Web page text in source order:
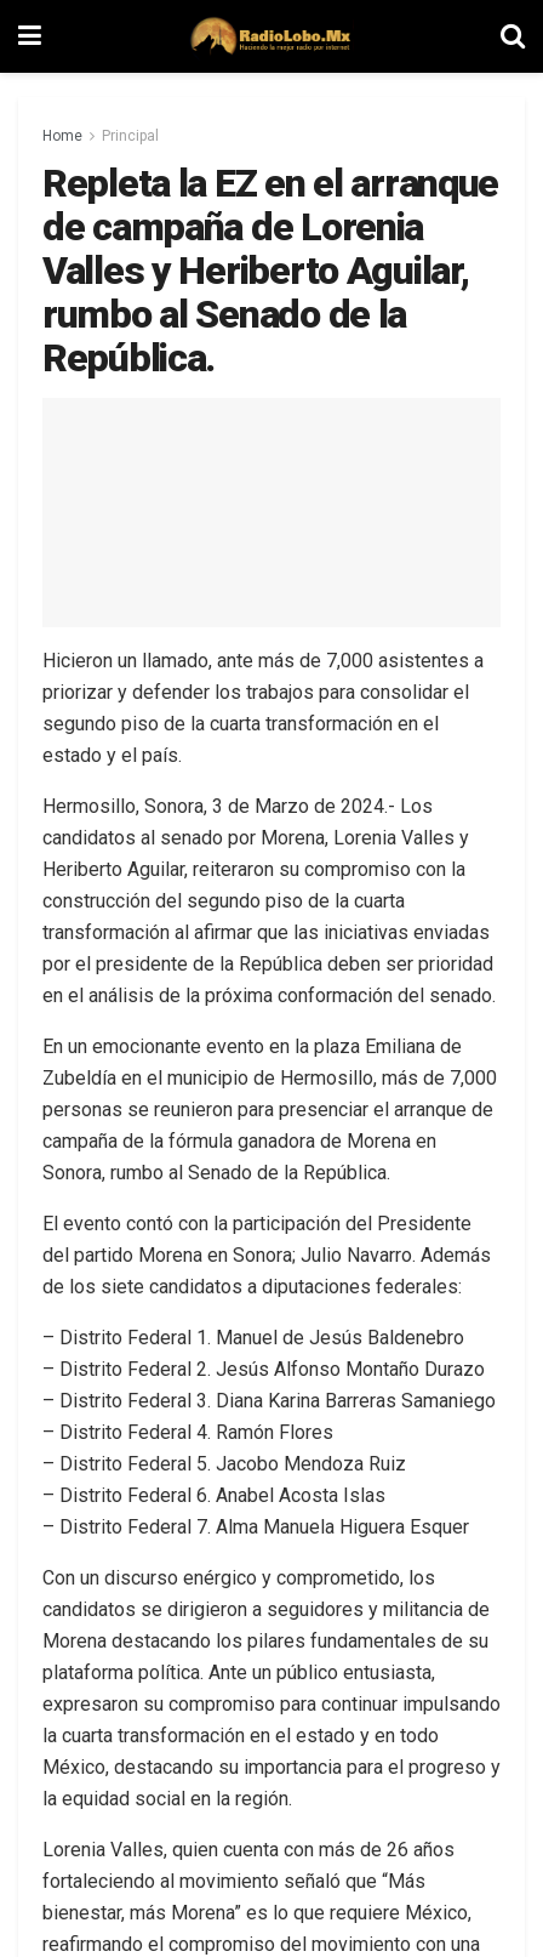
Home Principal
Repleta la EZ en el arranque
de campaña de Lorenia
Valles y Heriberto Aguilar,
rumbo al Senado de la
República.
Hicieron un llamado, ante más de 7,000 asistentes a
priorizar y defender los trabajos para consolidar el
segundo piso de la cuarta transformación en el
estado y el país.
Hermosillo, Sonora, 3 de Marzo de 2024.- Los
candidatos al senado por Morena, Lorenia Valles y
Heriberto Aguilar, reiteraron su compromiso con la
construcción del segundo piso de la cuarta
transformación al afirmar que las iniciativas enviadas
por el presidente de la República deben ser prioridad
en el análisis de la próxima conformación del senado.
En un emocionante evento en la plaza Emiliana de
Zubeldía en el municipio de Hermosillo, más de 7,000
personas se reunieron para presenciar el arranque de
campaña de la fórmula ganadora de Morena en
Sonora, rumbo al Senado de la República.
El evento contó con la participación del Presidente
del partido Morena en Sonora; Julio Navarro. Además
de los siete candidatos a diputaciones federales:
– Distrito Federal 1. Manuel de Jesús Baldenebro
– Distrito Federal 2. Jesús Alfonso Montaño Durazo
– ⁠Distrito Federal 3. Diana Karina Barreras Samaniego
– ⁠⁠Distrito Federal 4. Ramón Flores
– ⁠Distrito Federal 5. Jacobo Mendoza Ruiz
– ⁠Distrito Federal 6. Anabel Acosta Islas
– ⁠Distrito Federal 7. Alma Manuela Higuera Esquer
Con un discurso enérgico y comprometido, los
candidatos se dirigieron a seguidores y militancia de
Morena destacando los pilares fundamentales de su
plataforma política. Ante un público entusiasta,
expresaron su compromiso para continuar impulsando
la cuarta transformación en el estado y en todo
México, destacando su importancia para el progreso y
la equidad social en la región.
Lorenia Valles, quien cuenta con más de 26 años
fortaleciendo al movimiento señaló que “Más
bienestar, más Morena” es lo que requiere México,
reafirmando el compromiso del movimiento con una